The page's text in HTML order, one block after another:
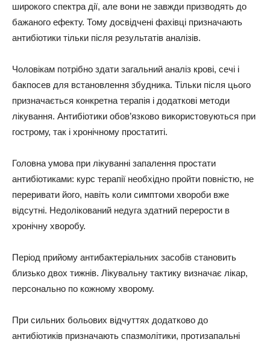
широкого спектра дії, але вони не завжди призводять до
бажаного ефекту. Тому досвідчені фахівці призначають
антибіотики тільки після результатів аналізів.
Чоловікам потрібно здати загальний аналіз крові, сечі і
бакпосев для встановлення збудника. Тільки після цього
призначається конкретна терапія і додаткові методи
лікування. Антибіотики обов’язково використовуються при
гострому, так і хронічному простатиті.
Головна умова при лікуванні запалення простати
антибіотиками: курс терапії необхідно пройти повністю, не
переривати його, навіть коли симптоми хвороби вже
відсутні. Недолікований недуга здатний перерости в
хронічну хворобу.
Період прийому антибактеріальних засобів становить
близько двох тижнів. Лікувальну тактику визначає лікар,
персонально по кожному хворому.
При сильних больових відчуттях додатково до
антибіотиків призначають спазмолітики, протизапальні